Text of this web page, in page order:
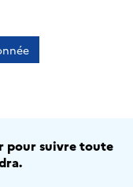
pour suivre toute